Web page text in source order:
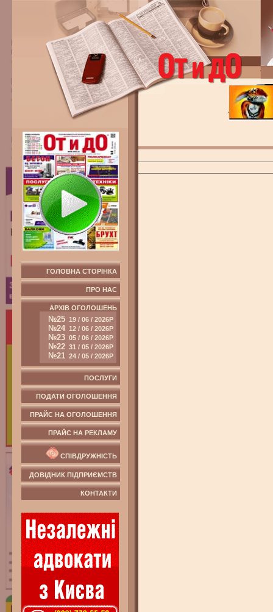
ГОЛОВНА СТОРІНКА
ПРО НАС
АРХІВ ОГОЛОШЕНЬ
№25 19 / 06 / 2026Р
№24 12 / 06 / 2026Р
№23 05 / 06 / 2026Р
№22 31 / 05 / 2026Р
№21 24 / 05 / 2026Р
ПОСЛУГИ
ПОДАТИ ОГОЛОШЕННЯ
ПРАЙС НА ОГОЛОШЕННЯ
ПРАЙС НА РЕКЛАМУ
СПІВДРУЖНІСТЬ
ДОВІДНИК ПІДПРИЄМСТВ
КОНТАКТИ